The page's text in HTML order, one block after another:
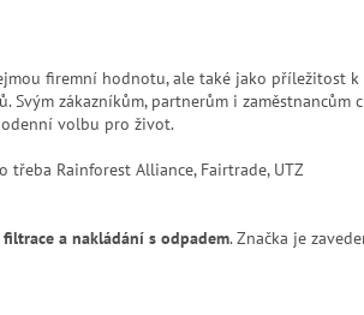
firemní hodnotu, ale také jako příležitost k
zákazníkům, partnerům i zaměstnancům
volbu pro život.
Rainforest Alliance, Fairtrade, UTZ
a nakládání s odpadem. Značka je